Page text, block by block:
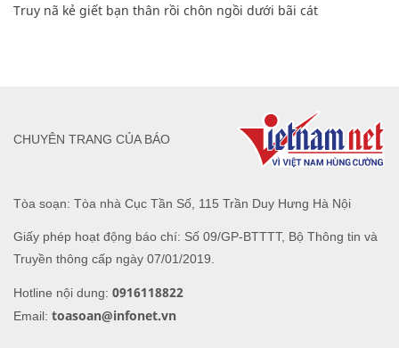
Truy nã kẻ giết bạn thân rồi chôn ngồi dưới bãi cát
Tòa soạn: Tòa nhà Cục Tần Số, 115 Trần Duy Hưng Hà Nội
Giấy phép hoạt động báo chí: Số 09/GP-BTTTT, Bộ Thông tin và
Truyền thông cấp ngày 07/01/2019.
Hotline nội dung: 0916118822
Email: toasoan@infonet.vn
CHUYÊN TRANG CỦA BÁO